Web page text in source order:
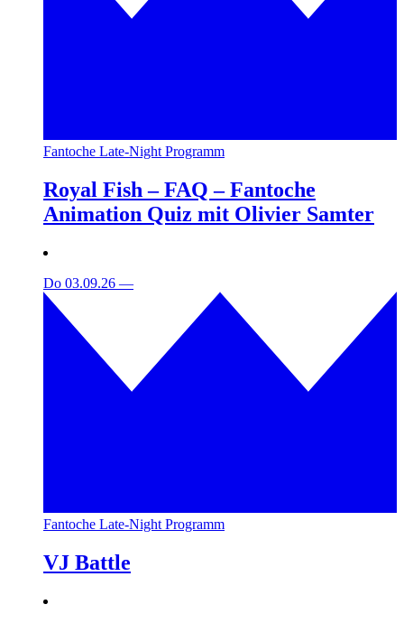
Fantoche Late-Night Programm
Royal Fish – FAQ – Fantoche
Animation Quiz mit Olivier Samter
Do 03.09.26 —
Fantoche Late-Night Programm
VJ Battle